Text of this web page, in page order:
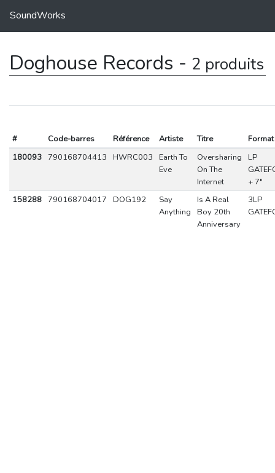
SoundWorks
Doghouse Records - 2 produits
# Code-barres Référence Artiste Titre
Format
180093
790168704413 HWRC003
Earth To
Eve
Oversharing
On The
Internet
LP
+ 7"
158288
790168704017 DOG192
Say
Anything
Is A Real
Boy 20th
Anniversary
3LP